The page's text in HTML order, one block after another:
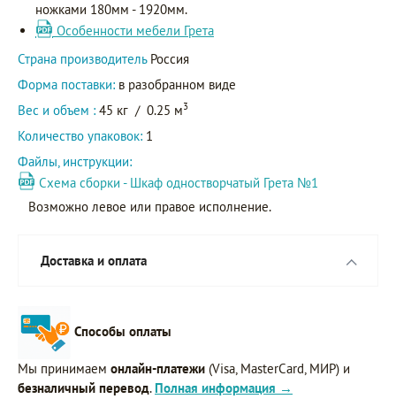
ножками 180мм - 1920мм.
Особенности мебели Грета
Страна производитель Россия
Форма поставки: в разобранном виде
Вес и объем : 45 кг / 0.25 м3
Количество упаковок: 1
Файлы, инструкции:
Схема сборки - Шкаф одностворчатый Грета №1
Возможно левое или правое исполнение.
Доставка и оплата
Способы оплаты
Мы принимаем онлайн-платежи (Visa, MasterCard, МИР) и
безналичный перевод. Полная информация →